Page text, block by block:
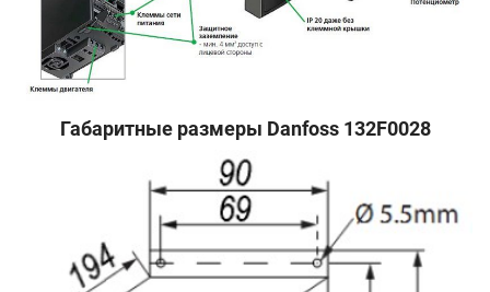
Габаритные размеры Danfoss 132F0028